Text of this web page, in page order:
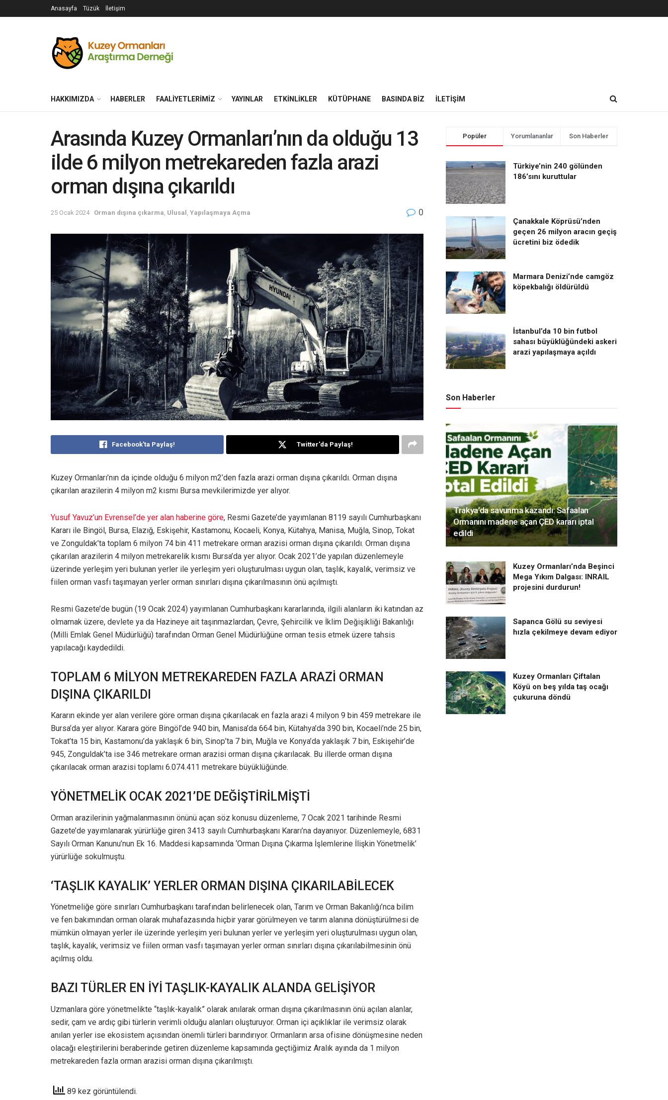
Anasayfa Tüzük İletişim
HAKKIMIZDA HABERLER FAALIYETLERIMIZ YAYINLAR ETKINLIKLER KÜTÜPHANE BASINDA BIZ İLETIŞIM
Arasında Kuzey Ormanları’nın da olduğu 13
ilde 6 milyon metrekareden fazla arazi
orman dışına çıkarıldı
25 Ocak 2024 Orman dışına çıkarma Ulusal Yapılaşmaya Açma 0
Facebook'ta Paylaş! Twitter'da Paylaş!
Kuzey Ormanları’nın da içinde olduğu 6 milyon m2’den fazla arazi orman dışına çıkarıldı. Orman dışına
çıkarılan arazilerin 4 milyon m2 kısmı Bursa mevkilerimizde yer alıyor.
Yusuf Yavuz’un Evrensel’de yer alan haberine göre, Resmi Gazete’de yayımlanan 8119 sayılı Cumhurbaşkanı
Kararı ile Bingöl, Bursa, Elazığ, Eskişehir, Kastamonu, Kocaeli, Konya, Kütahya, Manisa, Muğla, Sinop, Tokat
ve Zonguldak’ta toplam 6 milyon 74 bin 411 metrekare orman arazisi orman dışına çıkarıldı. Orman dışına
çıkarılan arazilerin 4 milyon metrekarelik kısmı Bursa’da yer alıyor. Ocak 2021’de yapılan düzenlemeyle
üzerinde yerleşim yeri bulunan yerler ile yerleşim yeri oluşturulması uygun olan, taşlık, kayalık, verimsiz ve
fiilen orman vasfı taşımayan yerler orman sınırları dışına çıkarılmasının önü açılmıştı.
Resmi Gazete’de bugün (19 Ocak 2024) yayımlanan Cumhurbaşkanı kararlarında, ilgili alanların iki katından az
olmamak üzere, devlete ya da Hazineye ait taşınmazlardan, Çevre, Şehircilik ve İklim Değişikliği Bakanlığı
(Milli Emlak Genel Müdürlüğü) tarafından Orman Genel Müdürlüğüne orman tesis etmek üzere tahsis
yapılacağı kaydedildi.
TOPLAM 6 MİLYON METREKAREDEN FAZLA ARAZİ ORMAN
DIŞINA ÇIKARILDI
Kararın ekinde yer alan verilere göre orman dışına çıkarılacak en fazla arazi 4 milyon 9 bin 459 metrekare ile
Bursa’da yer alıyor. Karara göre Bingöl’de 940 bin, Manisa’da 664 bin, Kütahya’da 390 bin, Kocaeli’nde 25 bin,
Tokat’ta 15 bin, Kastamonu’da yaklaşık 6 bin, Sinop’ta 7 bin, Muğla ve Konya’da yaklaşık 7 bin, Eskişehir’de
945, Zonguldak’ta ise 346 metrekare orman arazisi orman dışına çıkarılacak. Bu illerde orman dışına
çıkarılacak orman arazisi toplamı 6.074.411 metrekare büyüklüğünde.
YÖNETMELİK OCAK 2021’DE DEĞİŞTİRİLMİŞTİ
Orman arazilerinin yağmalanmasının önünü açan söz konusu düzenleme, 7 Ocak 2021 tarihinde Resmi
Gazete’de yayımlanarak yürürlüğe giren 3413 sayılı Cumhurbaşkanı Kararı’na dayanıyor. Düzenlemeyle, 6831
Sayılı Orman Kanunu’nun Ek 16. Maddesi kapsamında ‘Orman Dışına Çıkarma İşlemlerine İlişkin Yönetmelik’
yürürlüğe sokulmuştu.
‘TAŞLIK KAYALIK’ YERLER ORMAN DIŞINA ÇIKARILABİLECEK
Yönetmeliğe göre sınırları Cumhurbaşkanı tarafından belirlenecek olan, Tarım ve Orman Bakanlığı’nca bilim
ve fen bakımından orman olarak muhafazasında hiçbir yarar görülmeyen ve tarım alanına dönüştürülmesi de
mümkün olmayan yerler ile üzerinde yerleşim yeri bulunan yerler ve yerleşim yeri oluşturulması uygun olan,
taşlık, kayalık, verimsiz ve fiilen orman vasfı taşımayan yerler orman sınırları dışına çıkarılabilmesinin önü
açılmış oldu.
BAZI TÜRLER EN İYİ TAŞLIK-KAYALIK ALANDA GELİŞİYOR
Uzmanlara göre yönetmelikte “taşlık-kayalık” olarak anılarak orman dışına çıkarılmasının önü açılan alanlar,
sedir, çam ve ardıç gibi türlerin verimli olduğu alanları oluşturuyor. Orman içi açıklıklar ile verimsiz olarak
anılan yerler ise ekosistem açısından önemli türleri barındırıyor. Ormanların arsa ofisine dönüşmesine neden
olacağı eleştirilerini beraberinde getiren düzenleme kapsamında geçtiğimiz Aralık ayında da 1 milyon
metrekareden fazla orman arazisi orman dışına çıkarılmıştı.
89 kez görüntülendi.
Popüler Yorumlananlar Son Haberler
Türkiye’nin 240 gölünden
186’sını kuruttular
Çanakkale Köprüsü’nden
geçen 26 milyon aracın geçiş
ücretini biz ödedik
Marmara Denizi’nde camgöz
köpekbalığı öldürüldü
İstanbul’da 10 bin futbol
sahası büyüklüğündeki askeri
arazi yapılaşmaya açıldı
Son Haberler
Trakya’da savunma kazandı: Safaalan
Ormanını madene açan ÇED kararı iptal
edildi
Kuzey Ormanları’nda Beşinci
Mega Yıkım Dalgası: INRAIL
projesini durdurun!
Sapanca Gölü su seviyesi
hızla çekilmeye devam ediyor
Kuzey Ormanları Çiftalan
Köyü on beş yılda taş ocağı
çukuruna döndü